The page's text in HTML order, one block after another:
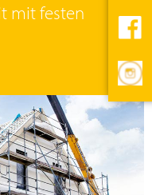
mit festen